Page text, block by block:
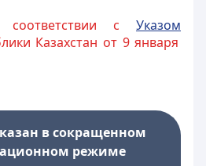
с Указом
Казахстан от 9 января
в сокращенном
режиме